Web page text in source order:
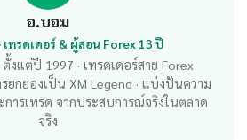
อ.บอม
เทรดเดอร์ & ผู้สอน Forex 13 ปี
งแต่ปี 1997 · เทรดเดอร์สาย Forex
ยกย่องเป็น XM Legend · แบ่งปันความ
การเทรด จากประสบการณ์จริงในตลาด
จริง